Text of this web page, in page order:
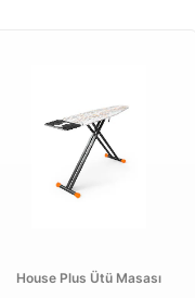
House Plus Ütü Masası